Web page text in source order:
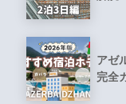
アゼ
完全